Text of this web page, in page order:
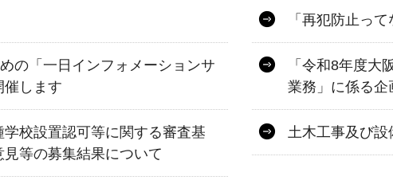
「再犯防止っ
の「一日インフォメーションサ
催します
「令和8年度大
業務」に係る企
学校設置認可等に関する審査基
等の募集結果について
土木工事及び設